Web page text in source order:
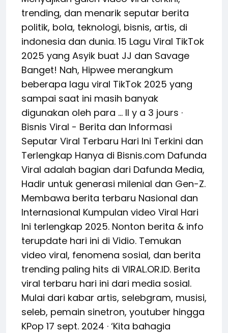
trending, dan menarik seputar berita
politik, bola, teknologi, bisnis, artis, di
indonesia dan dunia. 15 Lagu Viral TikTok
2025 yang Asyik buat JJ dan Savage
Banget! Nah, Hipwee merangkum
beberapa lagu viral TikTok 2025 yang
sampai saat ini masih banyak
digunakan oleh para … Il y a 3 jours ·
Bisnis Viral - Berita dan Informasi
Seputar Viral Terbaru Hari Ini Terkini dan
Terlengkap Hanya di Bisnis.com Dafunda
Viral adalah bagian dari Dafunda Media,
Hadir untuk generasi milenial dan Gen-Z.
Membawa berita terbaru Nasional dan
Internasional Kumpulan video Viral Hari
Ini terlengkap 2025. Nonton berita & info
terupdate hari ini di Vidio. Temukan
video viral, fenomena sosial, dan berita
trending paling hits di VIRAL.OR.ID. Berita
viral terbaru hari ini dari media sosial.
Mulai dari kabar artis, selebgram, musisi,
seleb, pemain sinetron, youtuber hingga
KPop 17 sept. 2024 · ‘Kita bahagia